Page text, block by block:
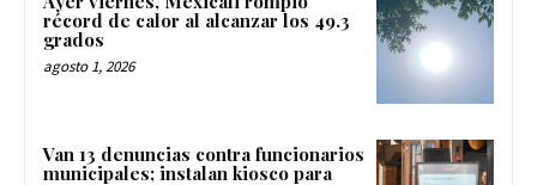
récord de calor al alcanzar los 49.3
grados
agosto 1, 2026
Van 13 denuncias contra funcionarios
municipales; instalan kiosco para